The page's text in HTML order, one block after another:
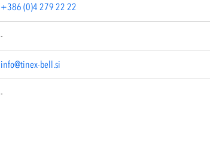
+386 (0)4 279 22 22
-
info@tinex-bell.si
-